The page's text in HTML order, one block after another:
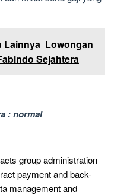
Lainnya Lowongan
Sejahtera
: normal
group administration
payment and back-
management and